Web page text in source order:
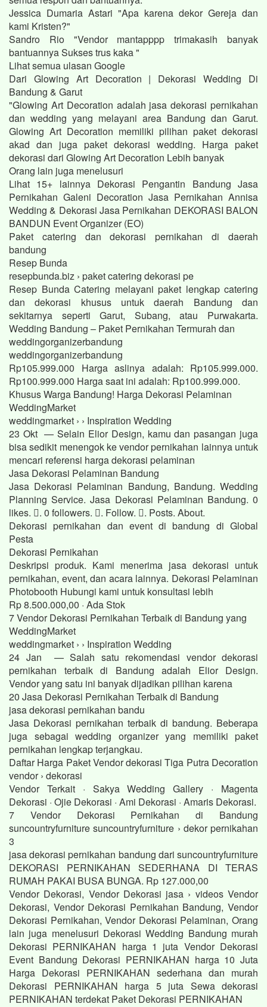
Jessica Dumaria Astari "Apa karena dekor Gereja dan
kami Kristen?"
Sandro Rio "Vendor mantapppp trimakasih banyak
bantuannya Sukses trus kaka "
Lihat semua ulasan Google
Dari Glowing Art Decoration | Dekorasi Wedding Di
Bandung & Garut
"Glowing Art Decoration adalah jasa dekorasi pernikahan
dan wedding yang melayani area Bandung dan Garut.
Glowing Art Decoration memiliki pilihan paket dekorasi
akad dan juga paket dekorasi wedding. Harga paket
dekorasi dari Glowing Art Decoration Lebih banyak
Orang lain juga menelusuri
Lihat 15+ lainnya Dekorasi Pengantin Bandung Jasa
Pernikahan Galeni Decoration Jasa Pernikahan Annisa
Wedding & Dekorasi Jasa Pernikahan DEKORASI BALON
BANDUN Event Organizer (EO)
Paket catering dan dekorasi pernikahan di daerah
bandung
Resep Bunda
resepbunda.biz › paket catering dekorasi pe
Resep Bunda Catering melayani paket lengkap catering
dan dekorasi khusus untuk daerah Bandung dan
sekitarnya seperti Garut, Subang, atau Purwakarta.
Wedding Bandung – Paket Pernikahan Termurah dan
weddingorganizerbandung
weddingorganizerbandung
Rp105.999.000 Harga aslinya adalah: Rp105.999.000.
Rp100.999.000 Harga saat ini adalah: Rp100.999.000.
Khusus Warga Bandung! Harga Dekorasi Pelaminan
WeddingMarket
weddingmarket › › Inspiration Wedding
23 Okt — Selain Elior Design, kamu dan pasangan juga
bisa sedikit menengok ke vendor pernikahan lainnya untuk
mencari referensi harga dekorasi pelaminan
Jasa Dekorasi Pelaminan Bandung
Jasa Dekorasi Pelaminan Bandung, Bandung. Wedding
Planning Service. Jasa Dekorasi Pelaminan Bandung. 0
likes. 󱞋. 0 followers. 󱙶. Follow. 󰟝. Posts. About.
Dekorasi pernikahan dan event di bandung di Global
Pesta
Dekorasi Pernikahan
Deskripsi produk. Kami menerima jasa dekorasi untuk
pernikahan, event, dan acara lainnya. Dekorasi Pelaminan
Photobooth Hubungi kami untuk konsultasi lebih
Rp 8.500.000,00 · ‎Ada Stok
7 Vendor Dekorasi Pernikahan Terbaik di Bandung yang
WeddingMarket
weddingmarket › › Inspiration Wedding
24 Jan — Salah satu rekomendasi vendor dekorasi
pernikahan terbaik di Bandung adalah Elior Design.
Vendor yang satu ini banyak dijadikan pilihan karena
20 Jasa Dekorasi Pernikahan Terbaik di Bandung
jasa dekorasi pernikahan bandu
Jasa Dekorasi pernikahan terbaik di bandung. Beberapa
juga sebagai wedding organizer yang memiliki paket
pernikahan lengkap terjangkau.
Daftar Harga Paket Vendor dekorasi Tiga Putra Decoration
vendor › dekorasi
Vendor Terkait · Sakya Wedding Gallery · Magenta
Dekorasi · Ojie Dekorasi · Ami Dekorasi · Amaris Dekorasi.
7 Vendor Dekorasi Pernikahan di Bandung
suncountryfurniture suncountryfurniture › dekor pernikahan
3
jasa dekorasi pernikahan bandung dari suncountryfurniture
DEKORASI PERNIKAHAN SEDERHANA DI TERAS
RUMAH PAKAI BUSA BUNGA. Rp 127.000,00
Vendor Dekorasi, Vendor Dekorasi jasa › videos Vendor
Dekorasi, Vendor Dekorasi Pernikahan Bandung, Vendor
Dekorasi Pernikahan, Vendor Dekorasi Pelaminan, Orang
lain juga menelusuri Dekorasi Wedding Bandung murah
Dekorasi PERNIKAHAN harga 1 juta Vendor Dekorasi
Event Bandung Dekorasi PERNIKAHAN harga 10 Juta
Harga Dekorasi PERNIKAHAN sederhana dan murah
Dekorasi PERNIKAHAN harga 5 juta Sewa dekorasi
PERNIKAHAN terdekat Paket Dekorasi PERNIKAHAN